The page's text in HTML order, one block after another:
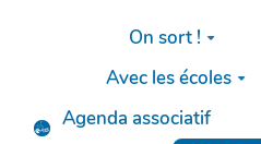
Aller au contenu principal
On sort !
Avec les écoles
Agenda associatif